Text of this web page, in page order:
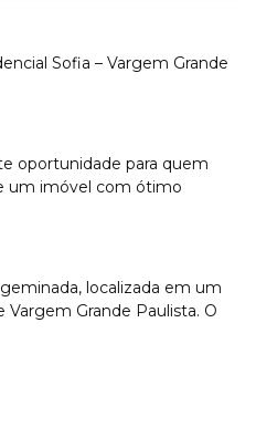
Sofia – Vargem Grande
oportunidade para quem
um imóvel com ótimo
localizada em um
Vargem Grande Paulista. O